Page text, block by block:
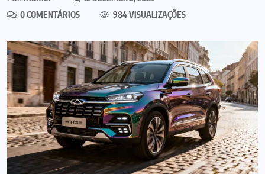
0 COMENTÁRIOS
984 VISUALIZAÇÕES